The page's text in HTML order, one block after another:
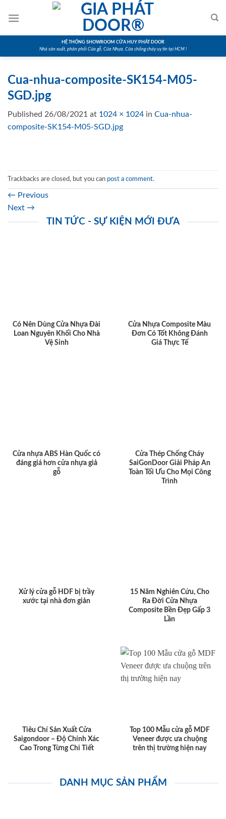
HỆ THỐNG SHOWROOM CỬA HUY PHÁT DOOR
Nhà sản xuất, phân phối Cửa gỗ, Cửa Nhựa, Cửa chống cháy uy tín tại HCM !
Cua-nhua-composite-SK154-M05-
SGD.jpg
Published 26/08/2021 at 1024 × 1024 in Cua-nhua-
composite-SK154-M05-SGD.jpg
Trackbacks are closed, but you can post a comment.
← Previous
Next →
TIN TỨC - SỰ KIỆN MỚI ĐƯA
Có Nên Dùng Cửa Nhựa Đài
Loan Nguyên Khối Cho Nhà
Vệ Sinh
Cửa Nhựa Composite Màu
Đơn Có Tốt Không Đánh
Giá Thực Tế
Cửa nhựa ABS Hàn Quốc có
đáng giá hơn cửa nhựa giả
gỗ
Cửa Thép Chống Cháy
SaiGonDoor Giải Pháp An
Toàn Tối Ưu Cho Mọi Công
Trình
Xử lý cửa gỗ HDF bị trầy
xước tại nhà đơn giản
15 Năm Nghiên Cứu, Cho
Ra Đời Cửa Nhựa
Composite Bền Đẹp Gấp 3
Lần
Tiêu Chí Sản Xuất Cửa
Saigondoor – Độ Chính Xác
Cao Trong Từng Chi Tiết
Top 100 Mẫu cửa gỗ MDF
Veneer được ưa chuộng
trên thị trường hiện nay
DANH MỤC SẢN PHẨM